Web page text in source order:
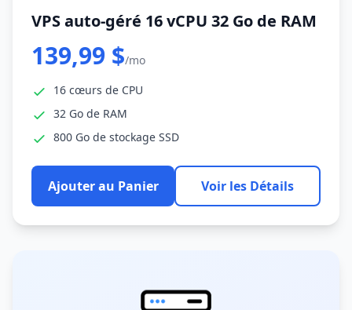
VPS auto-géré 16 vCPU 32 Go de RAM
139,99 $/mo
16 cœurs de CPU
32 Go de RAM
800 Go de stockage SSD
Ajouter au Panier Voir les Détails